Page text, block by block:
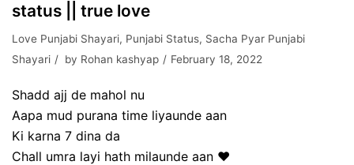
status || true love
Love Punjabi Shayari, Punjabi Status, Sacha Pyar Punjabi
Shayari
by Rohan kashyap February 18, 2022
Shadd ajj de mahol nu
Aapa mud purana time liyaunde aan
Ki karna 7 dina da
Chall umra layi hath milaunde aan ❤